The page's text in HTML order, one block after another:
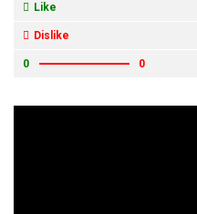
Like
Dislike
0 0